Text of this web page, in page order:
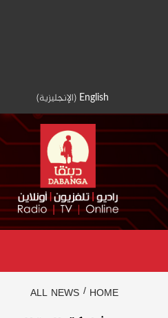
English
(الإنجليزية)
HOME
ALL NEWS